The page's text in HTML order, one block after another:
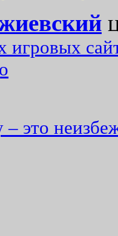
игровых
это